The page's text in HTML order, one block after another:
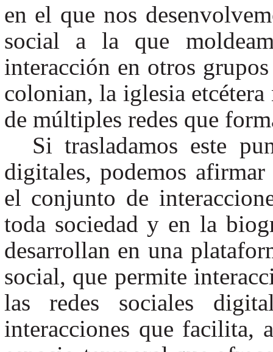
en el que nos
social a la que
interacción en otros
colonian, la iglesia
de múltiples redes que
Si trasladamos este
digitales, podemos
el conjunto de
toda sociedad y en la
desarrollan en una
social, que permite
las redes sociales
interacciones que facilita,